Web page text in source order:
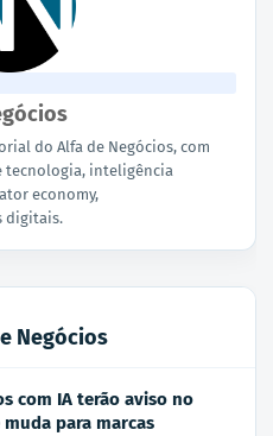
do Alfa de Negócios, com
tecnologia, inteligência
economy,
digitais.
Negócios
com IA terão aviso no
para marcas